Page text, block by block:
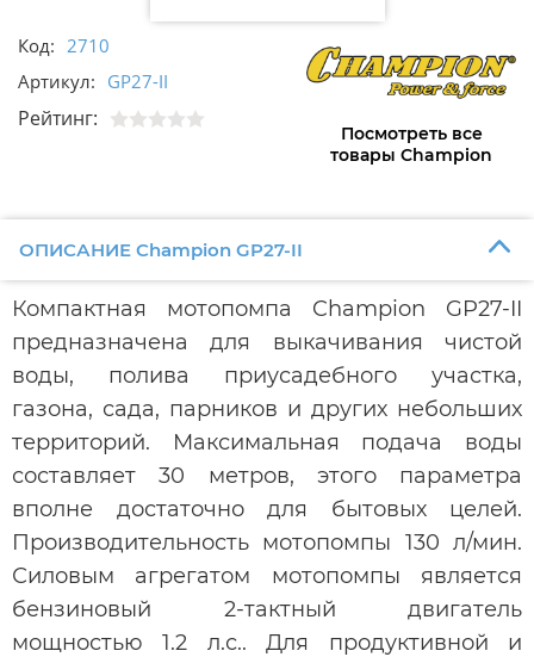
Код: 2710
Артикул: GP27-II
Рейтинг:
Посмотреть все
товары Champion
ОПИСАНИЕ Champion GP27-II
Компактная мотопомпа Champion GP27-II
предназначена для выкачивания чистой
воды, полива приусадебного участка,
газона, сада, парников и других небольших
территорий. Максимальная подача воды
составляет 30 метров, этого параметра
вполне достаточно для бытовых целей.
Производительность мотопомпы 130 л/мин.
Силовым агрегатом мотопомпы является
бензиновый 2-тактный двигатель
мощностью 1.2 л.с.. Для продуктивной и